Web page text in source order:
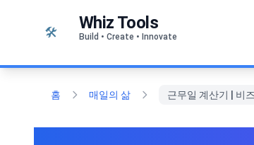
🛠️ Whiz Tools
Build • Create • Innovate
홈 매일의 삶 근무일 계산기 | 비